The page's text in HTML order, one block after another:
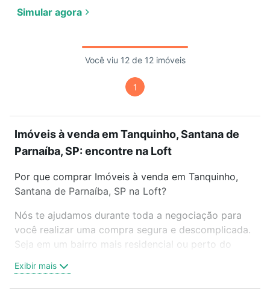
Simular agora
Você viu 12 de 12 imóveis
1
Imóveis à venda em Tanquinho, Santana de
Parnaíba, SP: encontre na Loft
Por que comprar Imóveis à venda em Tanquinho,
Santana de Parnaíba, SP na Loft?
Nós te ajudamos durante toda a negociação para
você realizar uma compra segura e descomplicada.
Seja em um bairro mais residencial ou perto do
oferta ideal de Imóveis à venda em Tanquinho,
Santana de Parnaíba, SP para conquistar seu sonho.
Exibir mais